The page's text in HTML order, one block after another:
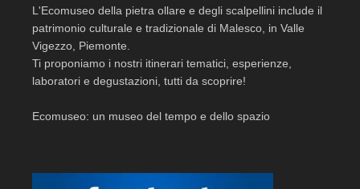
L'Ecomuseo della pietra ollare e degli scalpellini include il
patrimonio culturale e tradizionale di Malesco, in Valle
Vigezzo, Piemonte.
Ti proponiamo i nostri itinerari tematici, esperienze,
laboratori e degustazioni, tutti da scoprire!
Ecomuseo: un museo del tempo e dello spazio